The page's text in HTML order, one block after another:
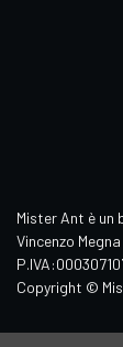
Mister Ant è un
Vincenzo
Copyright ©